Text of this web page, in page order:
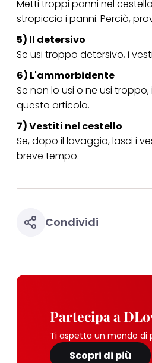
Metti troppi panni nel
stropiccia i panni. Perciò,
5) Il detersivo
Se usi troppo detersivo, i
6) L'ammorbidente
Se non lo usi o ne usi
questo articolo.
7) Vestiti nel cestello
Se, dopo il lavaggio, lasci i
breve tempo.
Condividi
Partecipa a
Ti aspetta un mondo di
Scopri di più